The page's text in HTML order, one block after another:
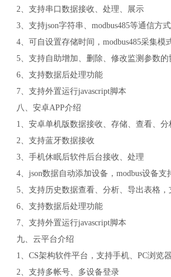
2、支持串口数据接收、处理、展示
3、支持json字符串、 modbus485等通信方式
4、可自设置存储时间， modbus485采集模
5、支持自助增加、删除、修改监测参数
6、支持数据后处理功能
7、支持外置运行javascript脚本
八、安卓APP介绍
1、安卓单机版数据接收、存储、查看、分
2、支持蓝牙数据接收
3、手机休眠后软件后台接收、处理
4、 json数据自动添加设备， modbus设备支
5、支持历史数据查看、分析、导出表格，
6、支持数据后处理功能
7、支持外置运行javascript脚本
九、云平台介绍
1、 CS架构软件平台，支持手机、 PC浏览
2、支持多帐号、多设备登录